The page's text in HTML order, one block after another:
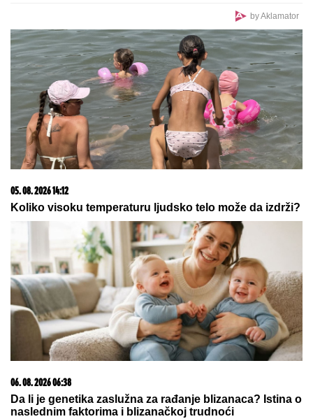
by Aklamator
05. 08. 2026 14:12
Koliko visoku temperaturu ljudsko telo može da izdrži?
06. 08. 2026 06:38
Da li je genetika zaslužna za rađanje blizanaca? Istina o
naslednim faktorima i blizanačkoj trudnoći